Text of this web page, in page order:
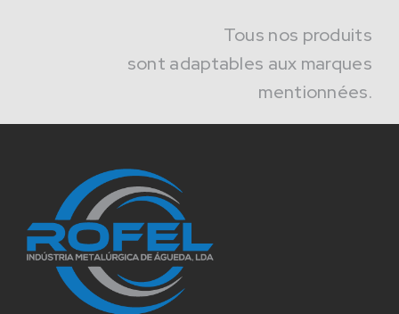
Tous nos produits
sont adaptables aux marques
mentionnées.